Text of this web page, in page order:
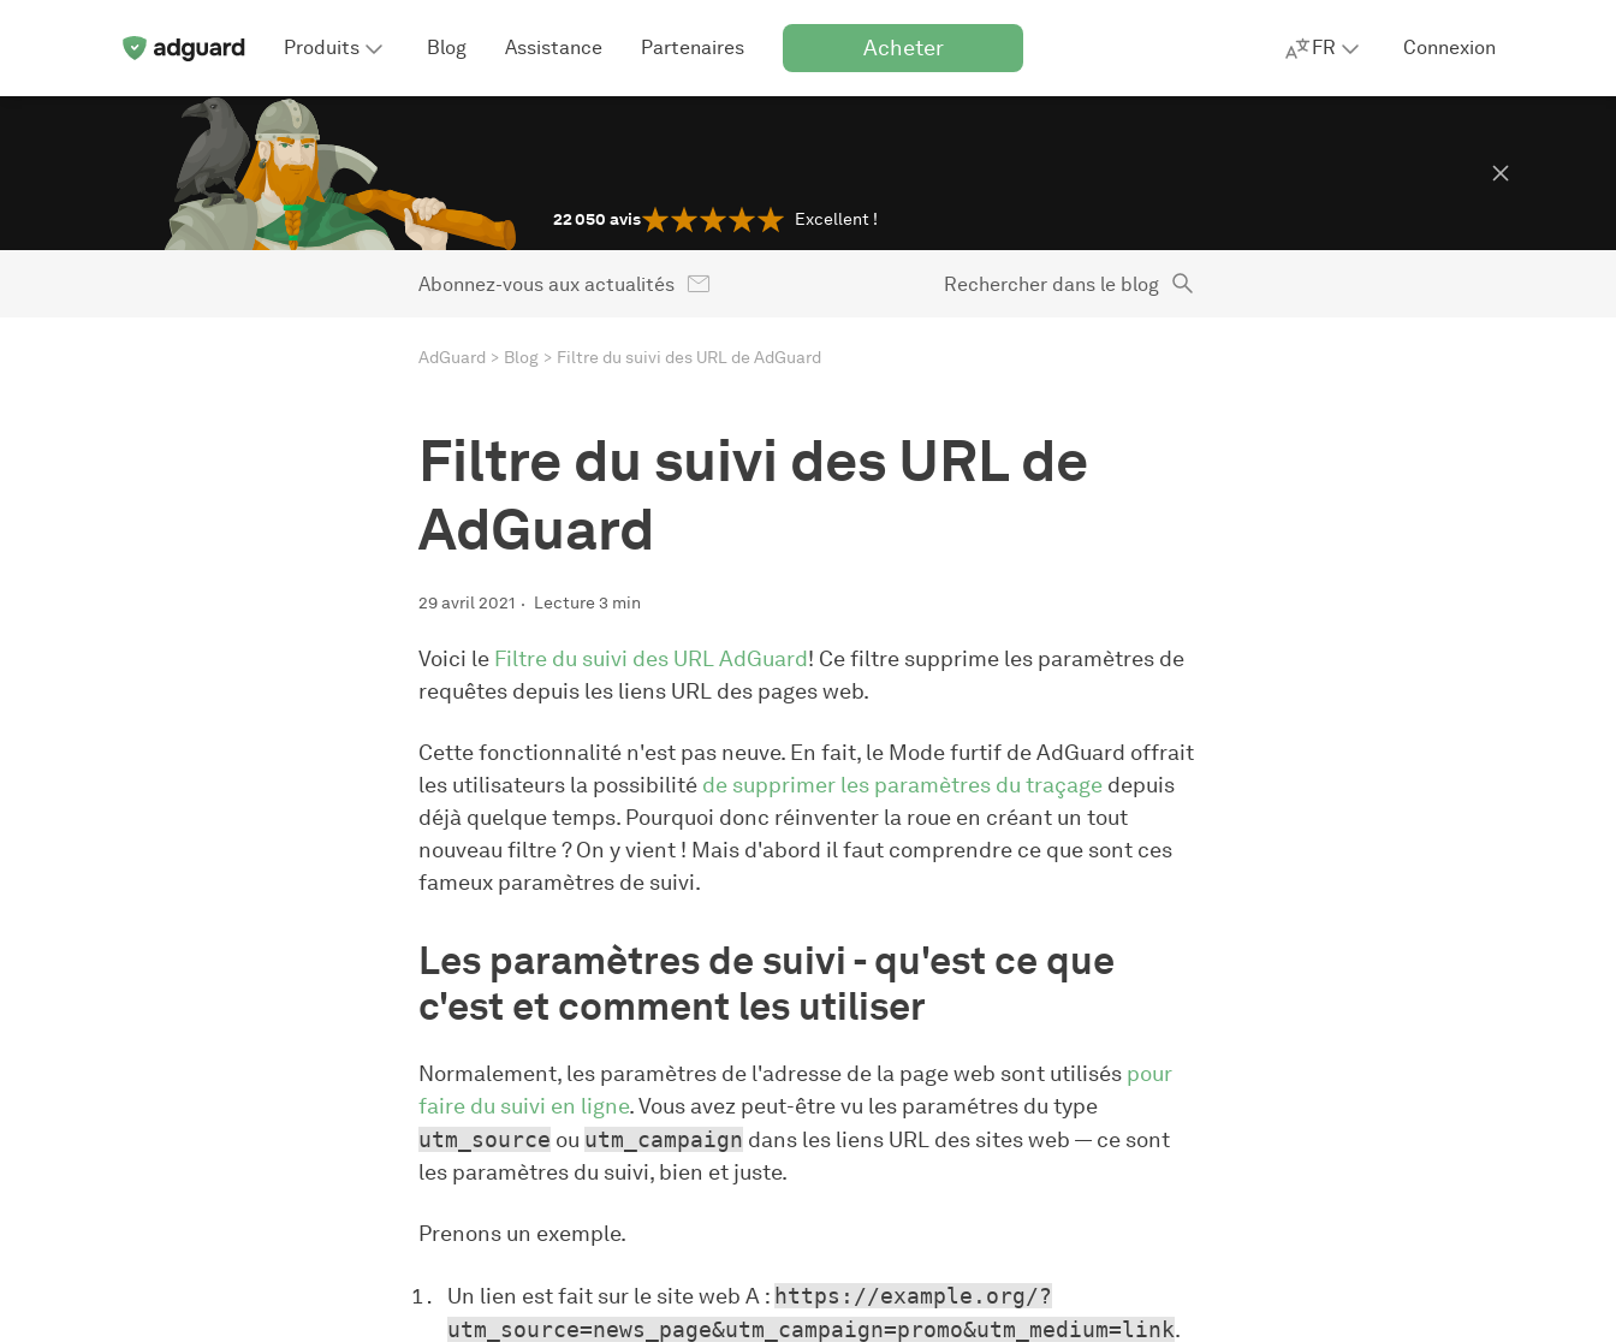
Produits Blog Assistance Partenaires Acheter FR Connexion
22 050 avis Excellent !
Abonnez-vous aux actualités Rechercher dans le blog
AdGuard Blog Filtre du suivi des URL de AdGuard
Filtre du suivi des URL de
AdGuard
29 avril 2021 Lecture 3 min
Voici le Filtre du suivi des URL AdGuard! Ce filtre supprime les paramètres de
requêtes depuis les liens URL des pages web.
Cette fonctionnalité n'est pas neuve. En fait, le Mode furtif de AdGuard offrait
les utilisateurs la possibilité de supprimer les paramètres du traçage depuis
déjà quelque temps. Pourquoi donc réinventer la roue en créant un tout
nouveau filtre ? On y vient ! Mais d'abord il faut comprendre ce que sont ces
fameux paramètres de suivi.
Les paramètres de suivi - qu'est ce que
c'est et comment les utiliser
Normalement, les paramètres de l'adresse de la page web sont utilisés pour
faire du suivi en ligne. Vous avez peut-être vu les paramétres du type
utm_source ou utm_campaign dans les liens URL des sites web — ce sont
les paramètres du suivi, bien et juste.
Prenons un exemple.
Un lien est fait sur le site web A : https://example.org/?
utm_source=news_page&utm_campaign=promo&utm_medium=link.